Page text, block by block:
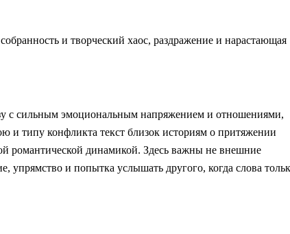
и творческий хаос, раздражение и нарастающая
с сильным эмоциональным напряжением и отношениями,
и типу конфликта текст близок историям о притяжении
романтической динамикой. Здесь важны не внешние
и попытка услышать другого, когда слова